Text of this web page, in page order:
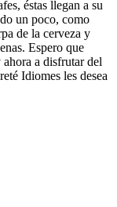
éstas llegan a su
un poco, como
de la cerveza y
Espero que
ahora a disfrutar del
Idiomes les desea